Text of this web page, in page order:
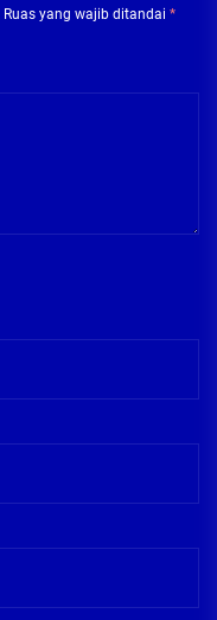
Ruas yang wajib ditandai *